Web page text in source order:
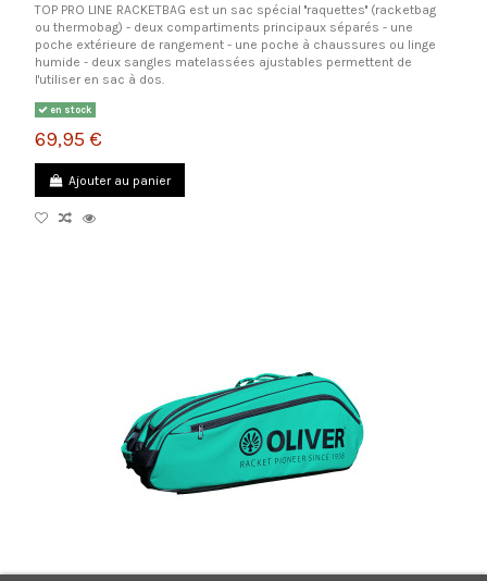
TOP PRO LINE RACKETBAG est un sac spécial ''raquettes'' (racketbag
ou thermobag) - deux compartiments principaux séparés - une
poche extérieure de rangement - une poche à chaussures ou linge
humide - deux sangles matelassées ajustables permettent de
l'utiliser en sac à dos.
en stock
69,95 €
Ajouter au panier